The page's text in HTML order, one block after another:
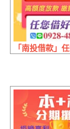
「南投借款」